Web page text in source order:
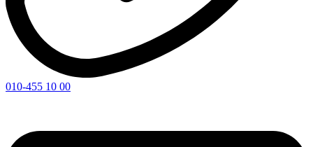
010-455 10 00